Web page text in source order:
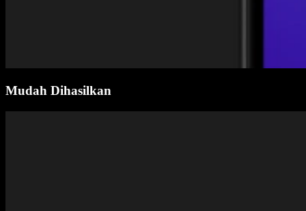
Mudah Dihasilkan